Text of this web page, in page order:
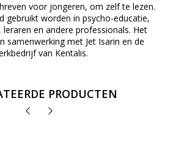
voor jongeren, om zelf te lezen.
gebruikt worden in psycho-educatie,
en andere professionals. Het
samenwerking met Jet Isarin en de
van Kentalis.
PRODUCTEN